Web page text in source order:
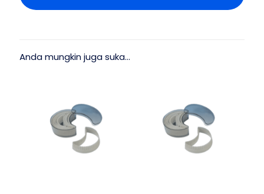
Anda mungkin juga suka…